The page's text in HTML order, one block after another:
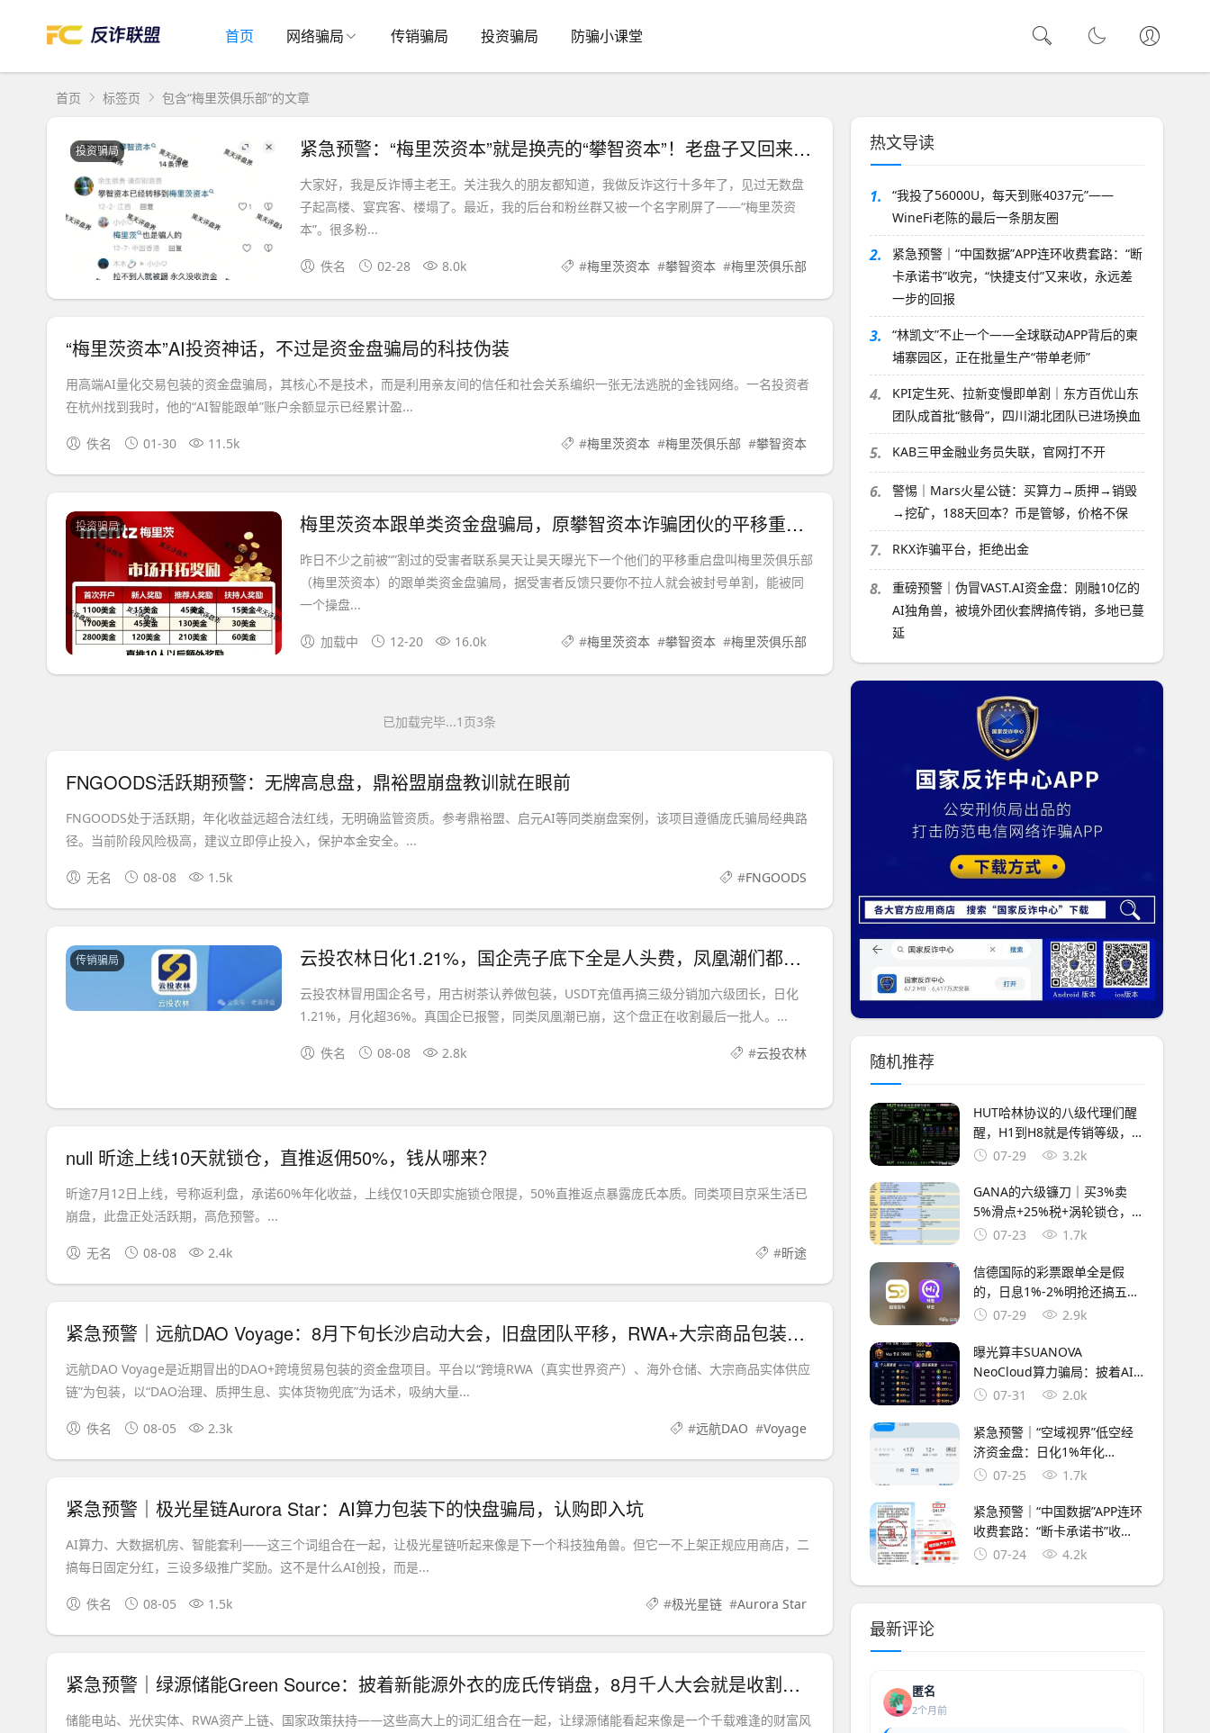
首页 网络骗局 传销骗局 投资骗局 防骗小课堂
首页 标签页 包含“梅里茨俱乐部”的文章
投资骗局 紧急预警：“梅里茨资本”就是换壳的“攀智资本”！老盘子又回来吃人了！
大家好，我是反诈博主老王。关注我久的朋友都知道，我做反诈这行十多年了，见过无数盘
子起高楼、宴宾客、楼塌了。最近，我的后台和粉丝群又被一个名字刷屏了——“梅里茨资
本”。很多粉...
佚名 02-28 8.0k #梅里茨资本 #攀智资本 #梅里茨俱乐部
“梅里茨资本”AI投资神话，不过是资金盘骗局的科技伪装
用高端AI量化交易包装的资金盘骗局，其核心不是技术，而是利用亲友间的信任和社会关系编织一张无法逃脱的金钱网络。一名投资者
在杭州找到我时，他的“AI智能跟单”账户余额显示已经累计盈...
佚名 01-30 11.5k #梅里茨资本 #梅里茨俱乐部 #攀智资本
投资骗局 梅里茨资本跟单类资金盘骗局，原攀智资本诈骗团伙的平移重启盘，不拉人就封
昨日不少之前被“”割过的受害者联系昊天让昊天曝光下一个他们的平移重启盘叫梅里茨俱乐部
（梅里茨资本）的跟单类资金盘骗局，据受害者反馈只要你不拉人就会被封号单割，能被同
一个操盘...
加载中 12-20 16.0k #梅里茨资本 #攀智资本 #梅里茨俱乐部
已加载完毕...1页3条
FNGOODS活跃期预警：无牌高息盘，鼎裕盟崩盘教训就在眼前
FNGOODS处于活跃期，年化收益远超合法红线，无明确监管资质。参考鼎裕盟、启元AI等同类崩盘案例，该项目遵循庞氏骗局经典路
径。当前阶段风险极高，建议立即停止投入，保护本金安全。...
无名 08-08 1.5k #FNGOODS
传销骗局 云投农林日化1.21%，国企壳子底下全是人头费，凤凰潮们都已经崩了
云投农林冒用国企名号，用古树茶认养做包装，USDT充值再搞三级分销加六级团长，日化
1.21%，月化超36%。真国企已报警，同类凤凰潮已崩，这个盘正在收割最后一批人。...
佚名 08-08 2.8k #云投农林
null 昕途上线10天就锁仓，直推返佣50%，钱从哪来？
昕途7月12日上线，号称返利盘，承诺60%年化收益，上线仅10天即实施锁仓限提，50%直推返点暴露庞氏本质。同类项目京采生活已
崩盘，此盘正处活跃期，高危预警。...
无名 08-08 2.4k #昕途
紧急预警｜远航DAO Voyage：8月下旬长沙启动大会，旧盘团队平移，RWA+大宗商品包装——又是庞氏滚盘的老剧本
远航DAO Voyage是近期冒出的DAO+跨境贸易包装的资金盘项目。平台以“跨境RWA（真实世界资产）、海外仓储、大宗商品实体供应
链”为包装，以“DAO治理、质押生息、实体货物兜底”为话术，吸纳大量...
佚名 08-05 2.3k #远航DAO #Voyage
紧急预警｜极光星链Aurora Star：AI算力包装下的快盘骗局，认购即入坑
AI算力、大数据机房、智能套利——这三个词组合在一起，让极光星链听起来像是下一个科技独角兽。但它一不上架正规应用商店，二
搞每日固定分红，三设多级推广奖励。这不是什么AI创投，而是...
佚名 08-05 1.5k #极光星链 #Aurora Star
紧急预警｜绿源储能Green Source：披着新能源外衣的庞氏传销盘，8月千人大会就是收割信号
储能电站、光伏实体、RWA资产上链、国家政策扶持——这些高大上的词汇组合在一起，让绿源储能看起来像是一个千载难逢的财富风
热文导读
1.
“我投了56000U，每天到账4037元”——
WineFi老陈的最后一条朋友圈
2.
紧急预警｜“中国数据”APP连环收费套路：“断
卡承诺书”收完，“快捷支付”又来收，永远差
一步的回报
3.
“林凯文”不止一个——全球联动APP背后的柬
埔寨园区，正在批量生产“带单老师”
4.
KPI定生死、拉新变慢即单割｜东方百优山东
团队成首批“骸骨”，四川湖北团队已进场换血
5. KAB三甲金融业务员失联，官网打不开
6.
警惕｜Mars火星公链：买算力→质押→销毁
→挖矿，188天回本？币是管够，价格不保
7. RKX诈骗平台，拒绝出金
8.
重磅预警｜伪冒VAST.AI资金盘：刚融10亿的
AI独角兽，被境外团伙套牌搞传销，多地已蔓
延
随机推荐
HUT哈林协议的八级代理们醒
醒，H1到H8就是传销等级，你
赚的每一分佣金都是赃款
07-29 3.2k
GANA的六级镰刀｜买3%卖
5%滑点+25%税+涡轮锁仓，5
重收割等你入局
07-23 1.7k
信德国际的彩票跟单全是假
的，日息1%-2%明抢还搞五级
传销，鑫慷嘉换皮继续割
07-29 2.9k
曝光算丰SUANOVA
NeoCloud算力骗局：披着AI
算力外衣的庞氏资金盘骗局
07-31 2.0k
紧急预警｜“空域视界”低空经
济资金盘：日化1%年化
365%，会员6000人涉案过
智引怎么崩的，它就怎么崩
07-25 1.7k
紧急预警｜“中国数据”APP连环
收费套路：“断卡承诺书”收
完，“快捷支付”又来收，永远
07-24 4.2k
最新评论
匿名
2个月前